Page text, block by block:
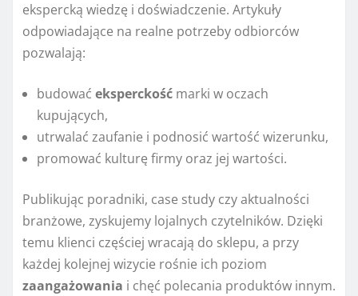
ekspercką wiedzę i doświadczenie. Artykuły
odpowiadające na realne potrzeby odbiorców
pozwalają:
budować eksperckość marki w oczach
kupujących,
utrwalać zaufanie i podnosić wartość wizerunku,
promować kulturę firmy oraz jej wartości.
Publikując poradniki, case study czy aktualności
branżowe, zyskujemy lojalnych czytelników. Dzięki
temu klienci częściej wracają do sklepu, a przy
każdej kolejnej wizycie rośnie ich poziom
zaangażowania i chęć polecania produktów innym.